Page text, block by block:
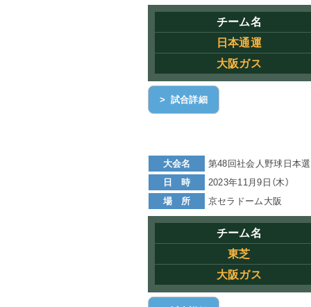
チーム名
日本通運
大阪ガス
> 試合詳細
大会名
第48回社会人野球日本
日 時
2023年11月9日（木）
場 所
京セラドーム大阪
チーム名
東芝
大阪ガス